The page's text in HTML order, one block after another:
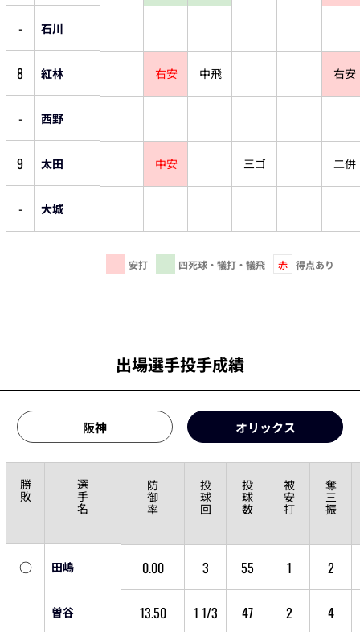
- 石川
8 紅林 右安 中飛 右安
- 西野
9 太田 中安 三ゴ 二併
- 大城
安打 四死球・犠打・犠飛 赤 得点あり
出場選手投手成績
阪神 オリックス
勝
敗
選
手
名
防
御
率
投
球
回
投
球
数
被
安
打
奪
三
振
○ 田嶋 0.00 3 55 1 2
曽谷 13.50 1 1/3 47 2 4